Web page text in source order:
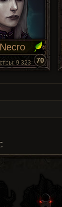
9 323 70